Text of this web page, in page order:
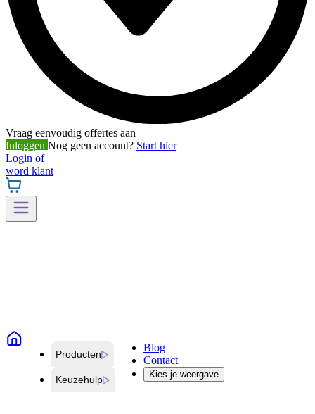
Vraag eenvoudig offertes aan
Inloggen Nog geen account? Start hier
Login of
word klant
Producten
Keuzehulp
Blog
Contact
Kies je weergave